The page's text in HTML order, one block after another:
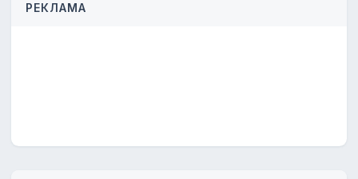
РЕКЛАМА